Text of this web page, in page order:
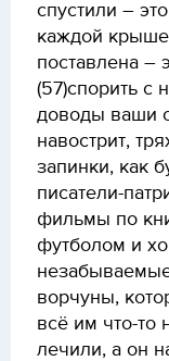
спустили –
каждой
поставлена –
(57)спорить с
доводы ваши
навострит,
запинки, как
писатели-
фильмы по
футболом и
ворчуны,
всё им что-то
лечили, а он